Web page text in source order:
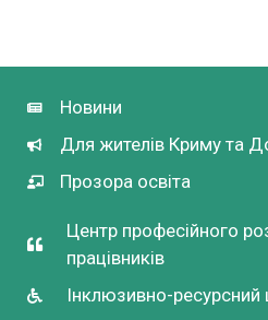
Новини
Для жителів Криму та
Прозора освіта
Центр професійного
працівників
Інклюзивно-ресурсний